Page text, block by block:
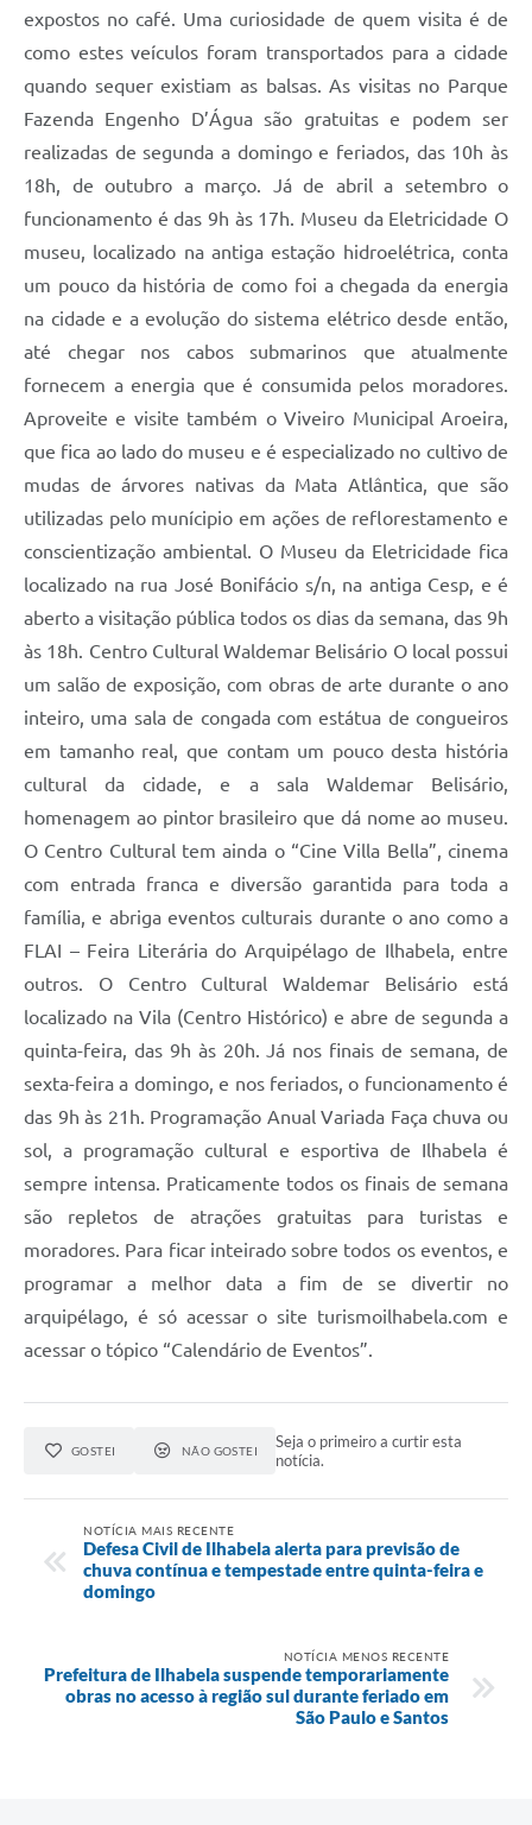
expostos no café. Uma curiosidade de quem visita é de
como estes veículos foram transportados para a cidade
quando sequer existiam as balsas. As visitas no Parque
Fazenda Engenho D’Água são gratuitas e podem ser
realizadas de segunda a domingo e feriados, das 10h às
18h, de outubro a março. Já de abril a setembro o
funcionamento é das 9h às 17h. Museu da Eletricidade O
museu, localizado na antiga estação hidroelétrica, conta
um pouco da história de como foi a chegada da energia
na cidade e a evolução do sistema elétrico desde então,
até chegar nos cabos submarinos que atualmente
fornecem a energia que é consumida pelos moradores.
Aproveite e visite também o Viveiro Municipal Aroeira,
que fica ao lado do museu e é especializado no cultivo de
mudas de árvores nativas da Mata Atlântica, que são
utilizadas pelo munícipio em ações de reflorestamento e
conscientização ambiental. O Museu da Eletricidade fica
localizado na rua José Bonifácio s/n, na antiga Cesp, e é
aberto a visitação pública todos os dias da semana, das 9h
às 18h. Centro Cultural Waldemar Belisário O local possui
um salão de exposição, com obras de arte durante o ano
inteiro, uma sala de congada com estátua de congueiros
em tamanho real, que contam um pouco desta história
cultural da cidade, e a sala Waldemar Belisário,
homenagem ao pintor brasileiro que dá nome ao museu.
O Centro Cultural tem ainda o “Cine Villa Bella”, cinema
com entrada franca e diversão garantida para toda a
família, e abriga eventos culturais durante o ano como a
FLAI – Feira Literária do Arquipélago de Ilhabela, entre
outros. O Centro Cultural Waldemar Belisário está
localizado na Vila (Centro Histórico) e abre de segunda a
quinta-feira, das 9h às 20h. Já nos finais de semana, de
sexta-feira a domingo, e nos feriados, o funcionamento é
das 9h às 21h. Programação Anual Variada Faça chuva ou
sol, a programação cultural e esportiva de Ilhabela é
sempre intensa. Praticamente todos os finais de semana
são repletos de atrações gratuitas para turistas e
moradores. Para ficar inteirado sobre todos os eventos, e
programar a melhor data a fim de se divertir no
arquipélago, é só acessar o site turismoilhabela.com e
acessar o tópico “Calendário de Eventos”.
GOSTEI NÃO GOSTEI
Seja o primeiro a curtir esta
notícia.
NOTÍCIA MAIS RECENTE
Defesa Civil de Ilhabela alerta para previsão de
chuva contínua e tempestade entre quinta-feira e
domingo
NOTÍCIA MENOS RECENTE
Prefeitura de Ilhabela suspende temporariamente
obras no acesso à região sul durante feriado em
São Paulo e Santos